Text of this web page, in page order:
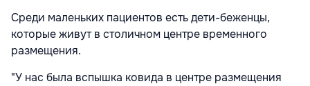
Среди маленьких пациентов есть дети-беженцы,
которые живут в столичном центре временного
размещения.
"У нас была вспышка ковида в центре размещения